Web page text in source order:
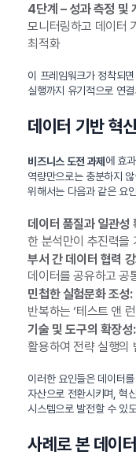
4단계 – 성과 측정 및
모니터링하고 데이터
최적화
이 프레임워크가 정착되
실행까지 유기적으로 연
데이터 기반 혁
비즈니스 도전 과제 에 효
역량만으로는 충분하지
위해서는 다음과 같은 요
데이터 품질과 일관성
한 분석만이 추진력을
부서 간 데이터 협력
데이터를 공유하고 공
민첩한 실험문화 조성:
반복하는 ‘테스트 앤
기술 및 도구의 확장성:
활용하여 전략 실행의
이러한 요인들은 데이터
자산으로 전환시키며, 혁
시스템으로 발전할 수 있
사례로 본 데이